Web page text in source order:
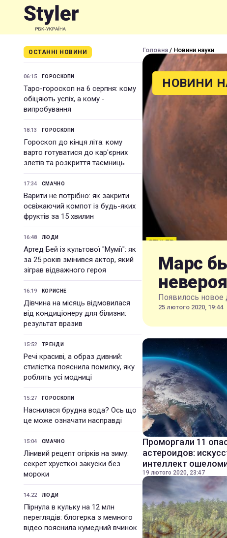
ОСТАННІ НОВИНИ
06:15 ГОРОСКОПИ
Таро-гороскоп на 6 серпня: кому
обіцяють успіх, а кому -
випробування
18:13 ГОРОСКОПИ
Гороскоп до кінця літа: кому
варто готуватися до кар'єрних
злетів та розкриття таємниць
17:34 СМАЧНО
Варити не потрібно: як закрити
освіжаючий компот із будь-яких
фруктів за 15 хвилин
16:48 ЛЮДИ
Артед Бей із культової "Мумії": як
за 25 років змінився актор, який
зіграв відважного героя
16:19 КОРИСНЕ
Дівчина на місяць відмовилася
від кондиціонеру для білизни:
результат вразив
15:52 ТРЕНДИ
Речі красиві, а образ дивний:
стилістка пояснила помилку, яку
роблять усі модниці
15:27 ГОРОСКОПИ
Наснилася брудна вода? Ось що
це може означати насправді
15:04 СМАЧНО
Лінивий рецепт огірків на зиму:
секрет хрусткої закуски без
мороки
14:22 ЛЮДИ
Пірнула в кульку на 12 млн
переглядів: блогерка з мемного
відео пояснила кумедний вчинок
Головна / Новини науки
НОВИНИ
Марс
Появилось новое
25 лютого 2020, 19:44
Проморгали 11
астероидов:
интеллект
19 лютого 2020, 23:47